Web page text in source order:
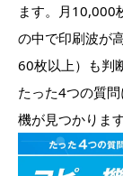
ます。月10,000
の中で印刷波が
60枚以上）も判
たった4つの質
機が見つかります